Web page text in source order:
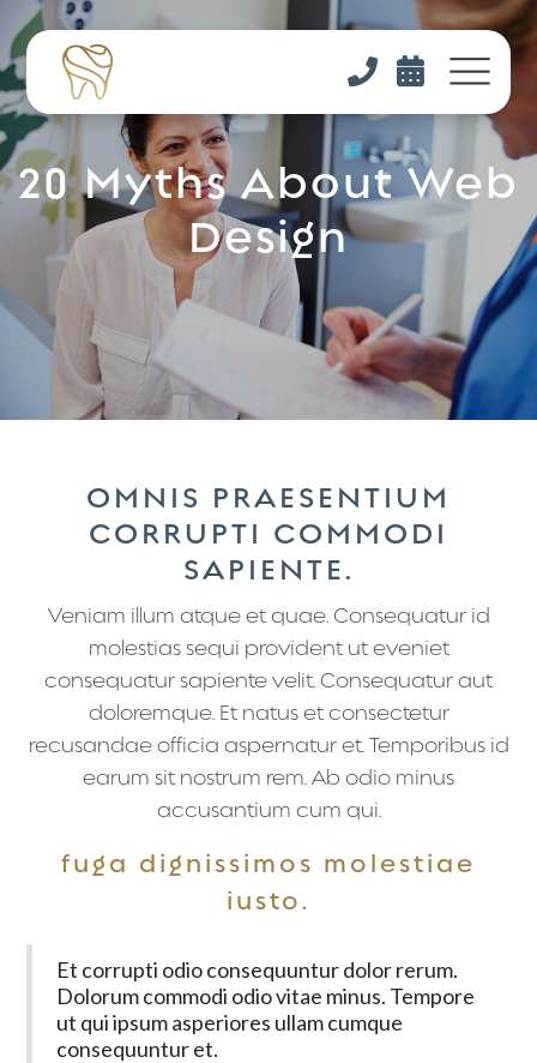
 
20 Myths About Web
Design
OMNIS PRAESENTIUM
CORRUPTI COMMODI
SAPIENTE.
Veniam illum atque et quae. Consequatur id
molestias sequi provident ut eveniet
consequatur sapiente velit. Consequatur aut
doloremque. Et natus et consectetur
recusandae officia aspernatur et. Temporibus id
earum sit nostrum rem. Ab odio minus
accusantium cum qui.
fuga dignissimos molestiae
iusto.
Et corrupti odio consequuntur dolor rerum.
Dolorum commodi odio vitae minus. Tempore
ut qui ipsum asperiores ullam cumque
consequuntur et.